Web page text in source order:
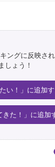
ングに反映され
しょう！
たい！」に追加
きた！」に追加